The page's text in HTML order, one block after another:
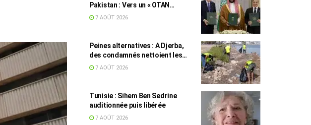
Pakistan : Vers un « OTAN
islamique » ?
7 AOÛT 2026
Peines alternatives : A Djerba,
des condamnés nettoient les
plages
7 AOÛT 2026
Tunisie : Sihem Ben Sedrine
auditionnée puis libérée
7 AOÛT 2026